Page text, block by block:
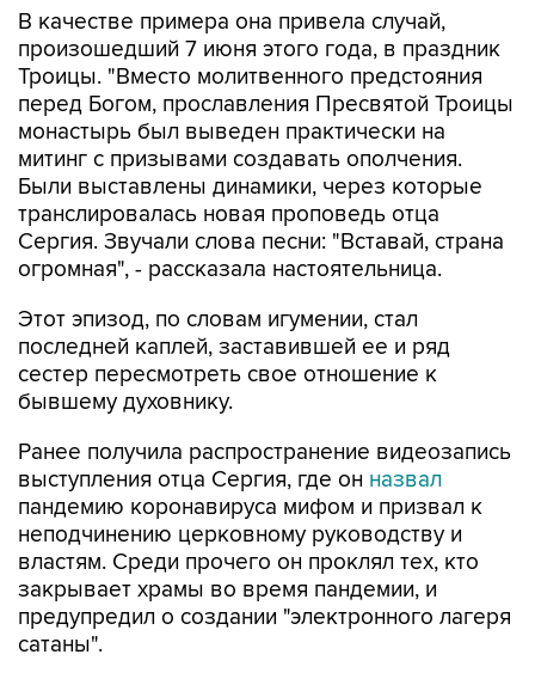
Троицы. "Вместо молитвенного предстояния
перед Богом, прославления Пресвятой Троицы
монастырь был выведен практически на
митинг с призывами создавать ополчения.
Были выставлены динамики, через которые
транслировалась новая проповедь отца
Сергия. Звучали слова песни: "Вставай, страна
огромная", - рассказала настоятельница.
Этот эпизод, по словам игумении, стал
сестер пересмотреть свое отношение к
бывшему духовнику.
Ранее получила распространение видеозапись
пандемию коронавируса мифом и призвал к
неподчинению церковному руководству и
властям. Среди прочего он проклял тех, кто
закрывает храмы во время пандемии, и
предупредил о создании "электронного лагеря
сатаны".
Позднее Центр по противодействию